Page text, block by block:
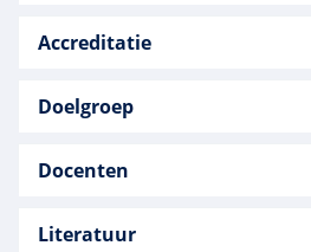
Accreditatie
Doelgroep
Docenten
Literatuur